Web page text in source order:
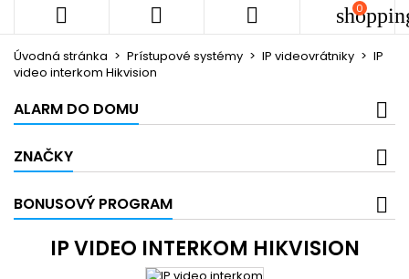
   0
Úvodná stránka Prístupové systémy IP videovrátniky
IP
video interkom Hikvision
ALARM DO DOMU
ZNAČKY
BONUSOVÝ PROGRAM
IP VIDEO INTERKOM HIKVISION